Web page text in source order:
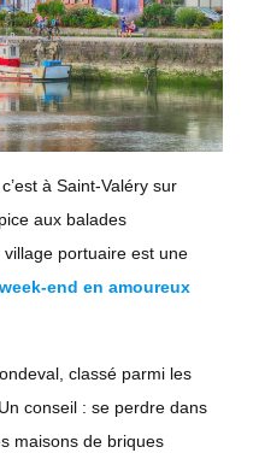
à Saint-Valéry sur
aux balades
portuaire est une
week-end en amoureux
classé parmi les
conseil : se perdre dans
maisons de briques